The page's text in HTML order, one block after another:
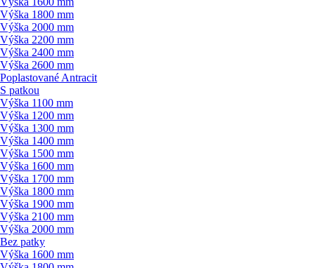
Výška 1800 mm
Výška 2000 mm
Výška 2200 mm
Výška 2400 mm
Výška 2600 mm
Poplastované Antracit
S patkou
Výška 1100 mm
Výška 1200 mm
Výška 1300 mm
Výška 1400 mm
Výška 1500 mm
Výška 1600 mm
Výška 1700 mm
Výška 1800 mm
Výška 1900 mm
Výška 2100 mm
Výška 2000 mm
Bez patky
Výška 1600 mm